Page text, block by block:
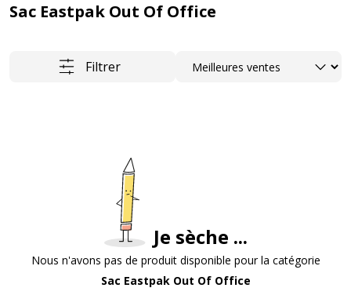
Sac Eastpak Out Of Office
Filtrer Trier
Je sèche ...
Nous n'avons pas de produit disponible pour la catégorie
Sac Eastpak Out Of Office